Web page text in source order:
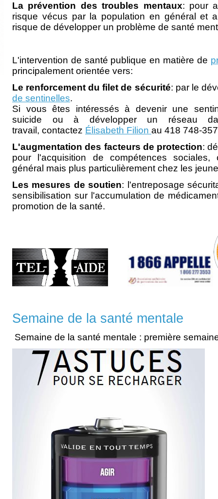
La prévention des troubles mentaux: pour
risque vécus par la population en général et
risque de développer un problème de santé
L'intervention de santé publique en matière de
principalement orientée vers:
Le renforcement du filet de sécurité: par le
de sentinelles.
Si vous êtes intéressés à devenir une
suicide ou à développer un réseau
travail, contactez Élisabeth Filion au 418 748-
L'augmentation des facteurs de protection:
pour l'acquisition de compétences
général mais plus particulièrement chez les
Les mesures de soutien: l'entreposage
sensibilisation sur l'accumulation de
promotion de la santé.
Semaine de la santé mentale
Semaine de la santé mentale : première